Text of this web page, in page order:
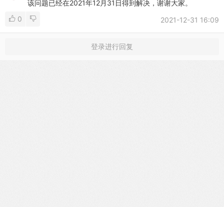
该问题已经在2021年12月31日得到解决，谢谢大家。
0
2021-12-31 16:09
登录进行回复